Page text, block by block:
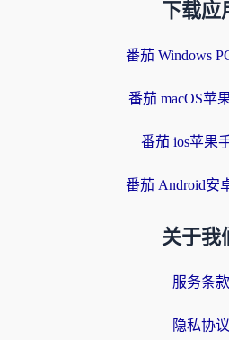
下载应
番茄 Windows
番茄 macOS苹
番茄 ios苹果
番茄 Android安
关于我
服务条款
隐私协议